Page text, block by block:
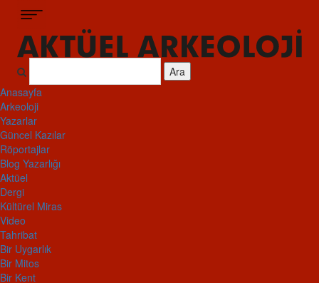
Ara
Anasayfa
Arkeoloji
Yazarlar
Güncel Kazılar
Röportajlar
Blog Yazarlığı
Aktüel
Dergi
Kültürel Miras
Video
Tahribat
Bir Uygarlık
Bir Mitos
Bir Kent